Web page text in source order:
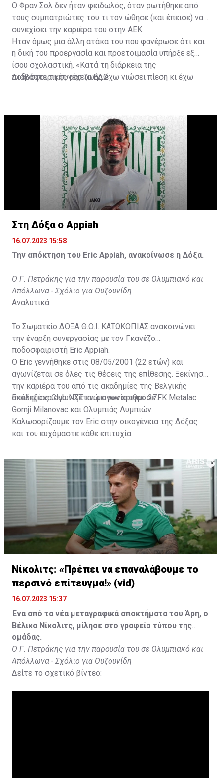
Ο Φραν Σολ δεν ήταν φειδωλός, όταν ρωτήθηκε από
τους συμπατριώτες του τι τον ώθησε (και έπεισε) να
συνεχίσει την καριέρα του στην ΑΕΚ.
Ήταν όμως μια άλλη ατάκα του που φανέρωσε ότι και
η δική του προεργασία και προετοιμασία υπήρξε εξ
ίσου σχολαστική. «Κατά τη διάρκεια της
ποδοσφαιρικής μου ζωής έχω νιώσει πίεση κι έχω
Διαβάστε τη συνέχειαΕΔΩ
Στη Δόξα ο Appiah
16.07.2023 15:58
Την απόκτηση του Eric Appiah, ανακοίνωσε η Δόξα.
Ο Γ. Πετράκης για την παρουσία του σε Ολυμπιακό και
Απόλλωνα - Σχόλιο για Ουζουνίδη
Αναλυτικά:
Το Σωματείο ΔΟΞΑ Θ.Ο.Ι. ΚΑΤΩΚΟΠΙΑΣ ανακοινώνει
την έναρξη συνεργασίας με τον Γκανέζο
ποδοσφαιριστή Eric Appiah.
Ο Eric γεννήθηκε στις 08/05/2001 (22 ετών) και
αγωνίζεται σε όλες τις θέσεις της επίθεσης. Ξεκίνησε
την καριέρα του από τις ακαδημίες της Βελγικής
ακαδημίας Club NXT ενώ αγωνίστηκε σε FK Metalac
Gornji Milanovac και Ολυμπιάς Λυμπιών.
Επέλεξε να αγωνίζεται με τον αριθμό 27.
Καλωσορίζουμε τον Eric στην οικογένεια της Δόξας
και του ευχόμαστε κάθε επιτυχία.
Νίκολιτς: «Πρέπει να επαναλάβουμε το
περσινό επίτευγμα!» (vid)
16.07.2023 15:37
Ένα από τα νέα μεταγραφικά αποκτήματα του Άρη, ο
Βέλικο Νίκολιτς, μίλησε στο γραφείο τύπου της
ομάδας.
Ο Γ. Πετράκης για την παρουσία του σε Ολυμπιακό και
Απόλλωνα - Σχόλιο για Ουζουνίδη
Δείτε το σχετικό βίντεο: